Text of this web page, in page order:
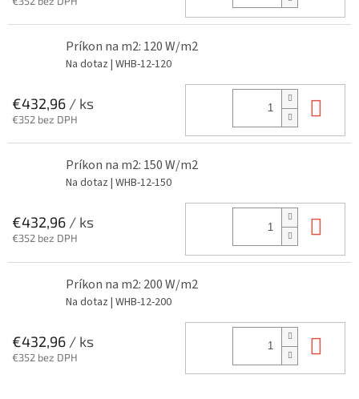
Príkon na m2: 120 W/m2
Na dotaz | WHB-12-120
€432,96 / ks
€352 bez DPH
Príkon na m2: 150 W/m2
Na dotaz | WHB-12-150
€432,96 / ks
€352 bez DPH
Príkon na m2: 200 W/m2
Na dotaz | WHB-12-200
€432,96 / ks
€352 bez DPH